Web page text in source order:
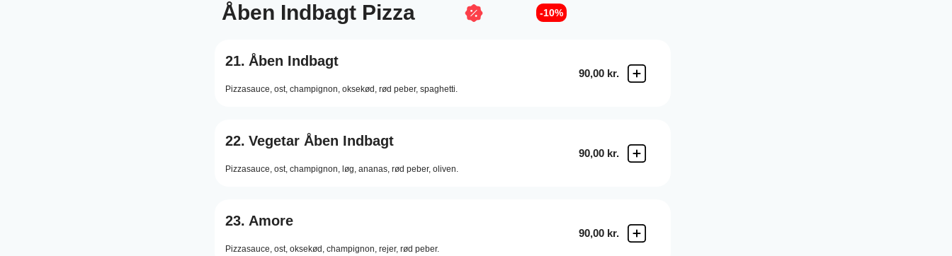
Åben Indbagt Pizza -10%
21. Åben Indbagt
Pizzasauce, ost, champignon, oksekød, rød peber, spaghetti.
90,00 kr.
22. Vegetar Åben Indbagt
Pizzasauce, ost, champignon, løg, ananas, rød peber, oliven.
90,00 kr.
23. Amore
Pizzasauce, ost, oksekød, champignon, rejer, rød peber.
90,00 kr.